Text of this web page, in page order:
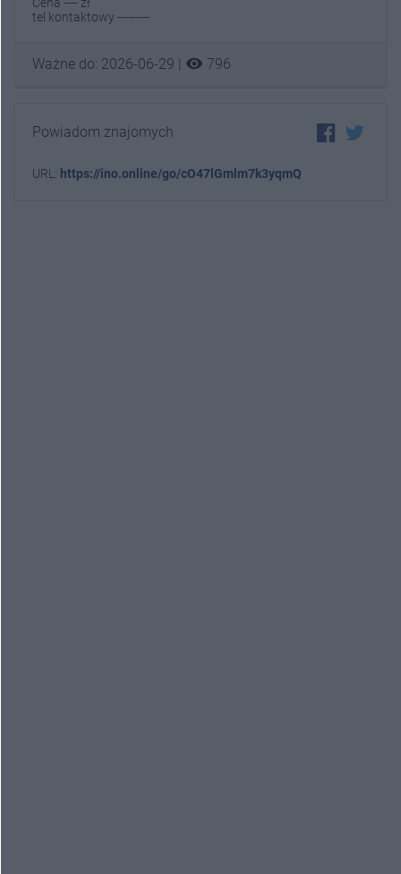
tel kontaktowy ---------
Ważne do: 2026-06-29 | visibility 796
Powiadom znajomych
URL: https://ino.online/go/cO47lGmlm7k3yqmQ